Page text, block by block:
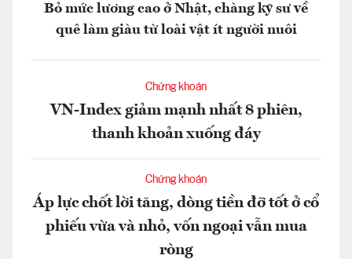
Bỏ mức lương cao ở Nhật, chàng kỹ sư về
quê làm giàu từ loài vật ít người nuôi
Chứng khoán
VN-Index giảm mạnh nhất 8 phiên,
thanh khoản xuống đáy
Chứng khoán
Áp lực chốt lời tăng, dòng tiền đỡ tốt ở cổ
phiếu vừa và nhỏ, vốn ngoại vẫn mua
ròng